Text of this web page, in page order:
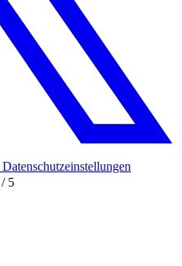
/ 5
Datenschutzeinstellungen